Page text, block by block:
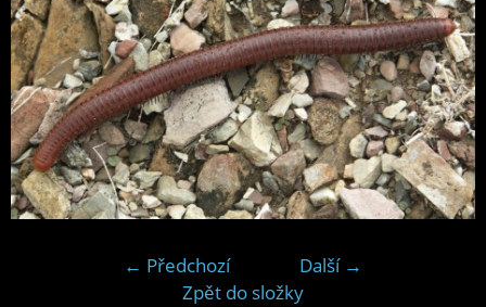
← Předchozí
Další →
Zpět do složky